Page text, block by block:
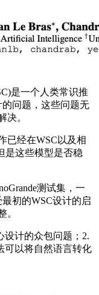
是一个人类常识推
问题，这些问题无
决。
经在WSC以及相
是这些模型是否稳
测试集，一
初的WSC设计的启
。
计的众包问题；2.
可以将自然语言转化